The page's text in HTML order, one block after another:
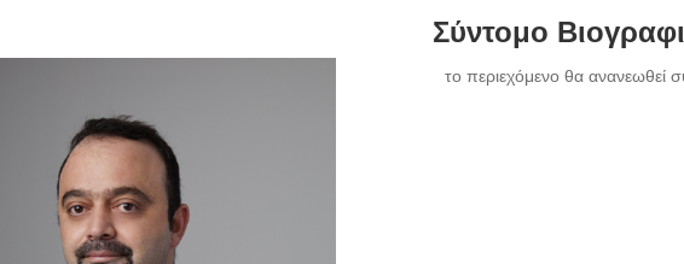
Σύντομο
το περιεχόμενο θα ανανεωθεί